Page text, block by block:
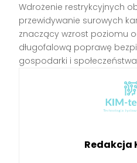
Wdrożenie restrykcyjnych
przewidywanie surowych
znaczący wzrost poziomu
długofalową poprawę
gospodarki i
Redakcja